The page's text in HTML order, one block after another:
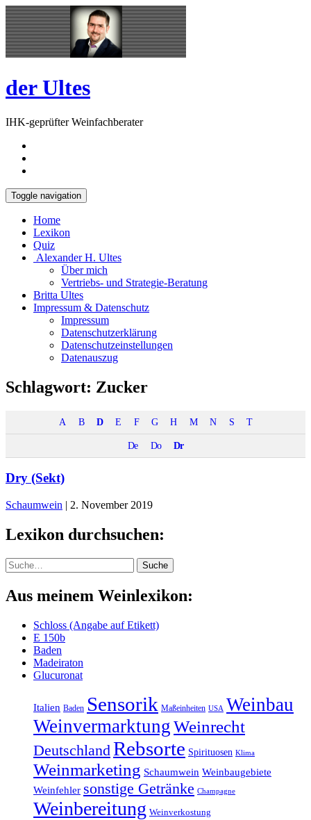
Skip
to
content
Open
Sidebar
der Ultes
IHK-geprüfter Weinfachberater
Toggle navigation
Home
Lexikon
Quiz
Alexander H. Ultes
Über mich
Vertriebs- und Strategie-Beratung
Britta Ultes
Impressum & Datenschutz
Impressum
Datenschutzerklärung
Datenschutzeinstellungen
Datenauszug
Schlagwort: Zucker
A B D E F G H M N S T
De Do Dr
Dry (Sekt)
Schaumwein | 2. November 2019
Lexikon durchsuchen:
Suche Suche
Aus meinem Weinlexikon:
Schloss (Angabe auf Etikett)
E 150b
Baden
Madeiraton
Glucuronat
Italien Baden Sensorik Maßeinheiten USA Weinbau
WeinvermarktungWeinrecht
Deutschland Rebsorte Spirituosen Klima
Weinmarketing Schaumwein Weinbaugebiete
Weinfehler sonstige Getränke Champagne
Weinbereitung Weinverkostung